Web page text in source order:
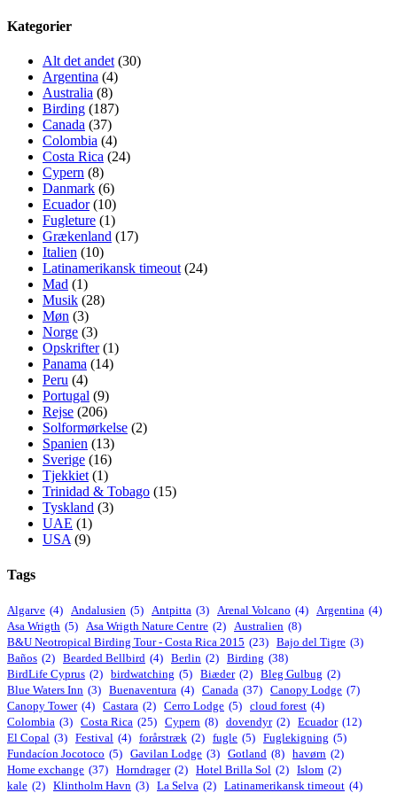
Kategorier
Alt det andet(30)
Argentina (4)
Australia (8)
Birding (187)
Canada (37)
Colombia (4)
Costa Rica (24)
Cypern (8)
Danmark (6)
Ecuador(10)
Fugleture (1)
Grækenland (17)
Italien (10)
Latinamerikansk timeout(24)
Mad (1)
Musik (28)
Møn (3)
Norge (3)
Opskrifter(1)
Panama (14)
Peru (4)
Portugal (9)
Rejse (206)
Solformørkelse (2)
Spanien (13)
Sverige (16)
Tjekkiet(1)
Trinidad & Tobago (15)
Tyskland (3)
UAE (1)
USA(9)
Tags
Algarve (4) Andalusien (5) Antpitta (3) Arenal Volcano (4) Argentina (4)
Asa Wrigth (5) Asa Wrigth Nature Centre (2) Australien (8)
B&U Neotropical Birding Tour - Costa Rica 2015 (23) Bajo del Tigre (3)
Baños (2) Bearded Bellbird (4) Berlin (2) Birding (38)
BirdLife Cyprus (2) birdwatching (5) Biæder (2) Bleg Gulbug (2)
Blue Waters Inn (3) Buenaventura (4) Canada (37) Canopy Lodge (7)
Canopy Tower (4) Castara (2) Cerro Lodge (5) cloud forest (4)
Colombia (3) Costa Rica (25) Cypern (8) dovendyr (2) Ecuador (12)
El Copal (3) Festival (4) forårstræk (2) fugle (5) Fuglekigning (5)
Fundacíon Jocotoco (5) Gavilan Lodge (3) Gotland (8) havørn (2)
Home exchange (37) Horndrager (2) Hotel Brilla Sol (2) Islom (2)
kale (2) Klintholm Havn (3) La Selva (2) Latinamerikansk timeout (4)